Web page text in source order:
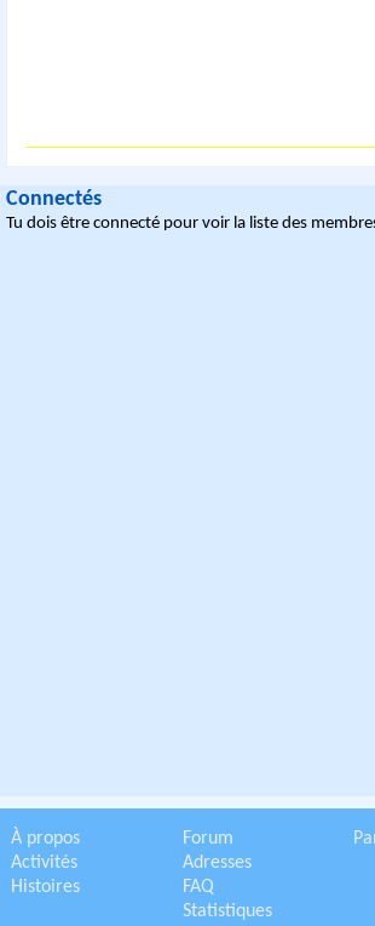
Connectés
Tu dois être connecté pour voir la liste des
À propos
Activités
Histoires
Forum
Adresses
FAQ
Statistiques